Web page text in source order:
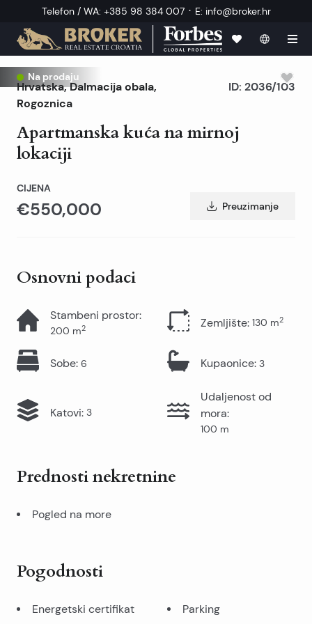
Telefon / WA: +385 98 384 007 · E: info@broker.hr
Na prodaju
Hrvatska,Dalmacija obala,
Rogoznica
Apartmanska kuća na mirnoj
lokaciji
ID: 2036/103
CIJENA
€550,000 Preuzimanje
Osnovni podaci
Stambeni prostor:
200 m2 Zemljište: 130 m2
Sobe: 6 Kupaonice: 3
Katovi: 3
Udaljenost od
mora:
100 m
Prednosti nekretnine
Pogled na more
Pogodnosti
Energetski certifikat Parking